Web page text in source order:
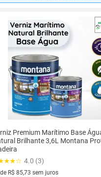
Premium Marítimo Base
Brilhante 3,6L Montana
4.0 (3)
R$ 85,73 sem juros